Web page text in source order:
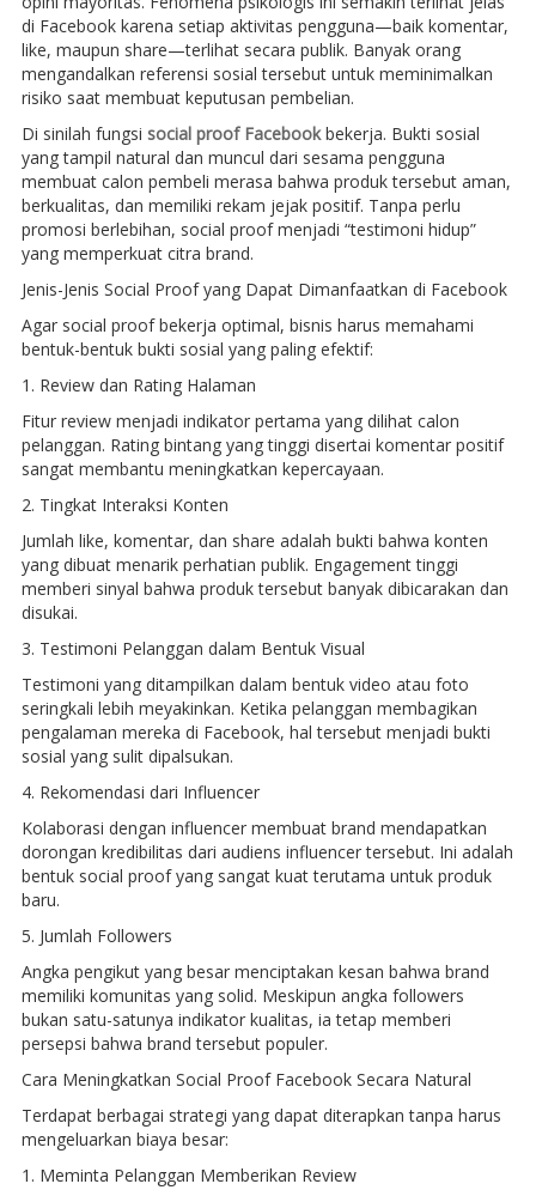
di Facebook karena setiap aktivitas pengguna—baik komentar,
like, maupun share—terlihat secara publik. Banyak orang
mengandalkan referensi sosial tersebut untuk meminimalkan
risiko saat membuat keputusan pembelian.
Di sinilah fungsi social proof Facebook bekerja. Bukti sosial
yang tampil natural dan muncul dari sesama pengguna
membuat calon pembeli merasa bahwa produk tersebut aman,
berkualitas, dan memiliki rekam jejak positif. Tanpa perlu
promosi berlebihan, social proof menjadi “testimoni hidup”
yang memperkuat citra brand.
Jenis-Jenis Social Proof yang Dapat Dimanfaatkan di Facebook
Agar social proof bekerja optimal, bisnis harus memahami
bentuk-bentuk bukti sosial yang paling efektif:
1. Review dan Rating Halaman
Fitur review menjadi indikator pertama yang dilihat calon
pelanggan. Rating bintang yang tinggi disertai komentar positif
sangat membantu meningkatkan kepercayaan.
2. Tingkat Interaksi Konten
Jumlah like, komentar, dan share adalah bukti bahwa konten
yang dibuat menarik perhatian publik. Engagement tinggi
memberi sinyal bahwa produk tersebut banyak dibicarakan dan
disukai.
3. Testimoni Pelanggan dalam Bentuk Visual
Testimoni yang ditampilkan dalam bentuk video atau foto
seringkali lebih meyakinkan. Ketika pelanggan membagikan
pengalaman mereka di Facebook, hal tersebut menjadi bukti
sosial yang sulit dipalsukan.
4. Rekomendasi dari Influencer
Kolaborasi dengan influencer membuat brand mendapatkan
dorongan kredibilitas dari audiens influencer tersebut. Ini adalah
bentuk social proof yang sangat kuat terutama untuk produk
baru.
5. Jumlah Followers
Angka pengikut yang besar menciptakan kesan bahwa brand
memiliki komunitas yang solid. Meskipun angka followers
bukan satu-satunya indikator kualitas, ia tetap memberi
persepsi bahwa brand tersebut populer.
Cara Meningkatkan Social Proof Facebook Secara Natural
Terdapat berbagai strategi yang dapat diterapkan tanpa harus
mengeluarkan biaya besar:
1. Meminta Pelanggan Memberikan Review